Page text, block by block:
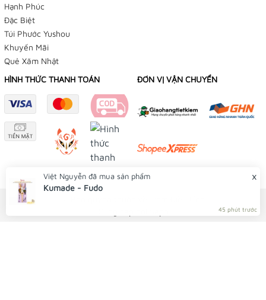
TIỆM BÁN HÀNG TRỰC TUYẾN
NHẬN ĐẶT HÀNG QUA FACEBOOK TRƯỚC KHI ĐẾN LẤY
Tiệm Điều Ước - Yushou 御守 - Tiệm Phụ Kiện Bạch
Dương
Hạnh Phúc
Đặc Biệt
Túi Phước Yushou
Khuyến Mãi
Quẻ Xăm Nhật
HÌNH THỨC THANH TOÁN ĐƠN VỊ VẬN CHUYỂN
x
Việt Nguyễn đã mua sản phẩm
Kumade - Fudo
45 phút trước